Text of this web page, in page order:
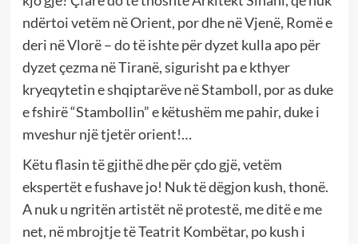
ndërtoi vetëm në Orient, por dhe në Vjenë, Romë e
deri në Vlorë – do të ishte për dyzet kulla apo për
dyzet çezma në Tiranë, sigurisht pa e kthyer
kryeqytetin e shqiptarëve në Stamboll, por as duke
e fshirë “Stambollin” e këtushëm me pahir, duke i
mveshur një tjetër orient!…
Këtu flasin të gjithë dhe për çdo gjë, vetëm
ekspertët e fushave jo! Nuk të dëgjon kush, thonë.
A nuk u ngritën artistët në protestë, me ditë e me
net, në mbrojtje të Teatrit Kombëtar, po kush i